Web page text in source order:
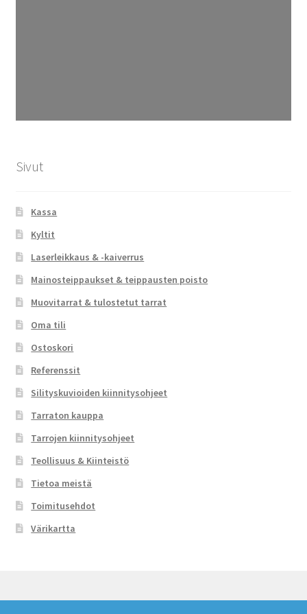
Sivut
Kassa
Kyltit
Laserleikkaus & -kaiverrus
Mainosteippaukset & teippausten poisto
Muovitarrat & tulostetut tarrat
Oma tili
Ostoskori
Referenssit
Silityskuvioiden kiinnitysohjeet
Tarraton kauppa
Tarrojen kiinnitysohjeet
Teollisuus & Kiinteistö
Tietoa meistä
Toimitusehdot
Värikartta